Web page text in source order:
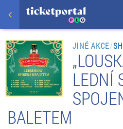
JINÉ AKCE/
LEDNÍ
BALETEM